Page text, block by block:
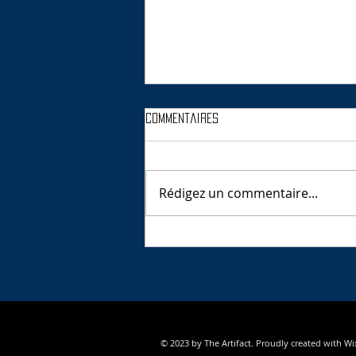
Les rochers de Porto Moniz
Commentaires
Rédigez un commentaire...
© 2023 by The Artifact. Proudly created with